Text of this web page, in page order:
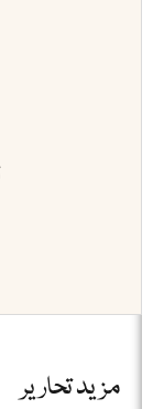
مزید تحاریر